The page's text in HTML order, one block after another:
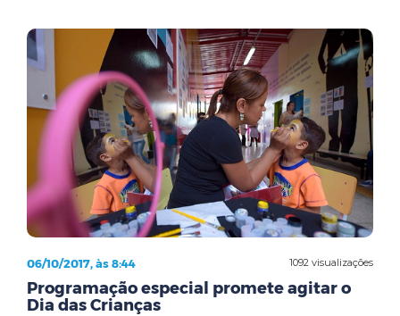
1092 visualizações
06/10/2017, às 8:44
Programação especial promete agitar o
Dia das Crianças